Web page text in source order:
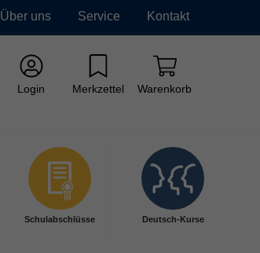
Über uns Service Kontakt
Login Merkzettel Warenkorb
Schulabschlüsse Deutsch-Kurse